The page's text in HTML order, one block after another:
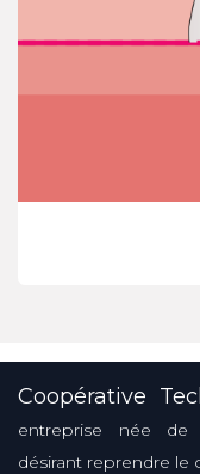
Coopérative
entreprise née de
désirant reprendre